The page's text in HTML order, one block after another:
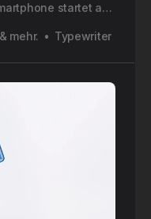
startet ab
mehr. Typewriter